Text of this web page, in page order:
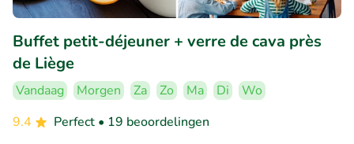
Buffet petit-déjeuner + verre de cava près
de Liège
Vandaag Morgen Za Zo Ma Di
Wo
9.4
Perfect • 19 beoordelingen